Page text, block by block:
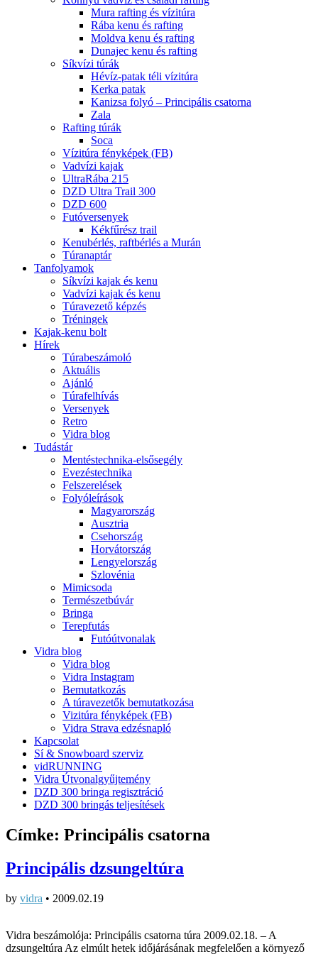
Mura rafting és vízitúra
Rába kenu és rafting
Moldva kenu és rafting
Dunajec kenu és rafting
Síkvízi túrák
Hévíz-patak téli vízitúra
Kerka patak
Kanizsa folyó – Principális csatorna
Zala
Rafting túrák
Soca
Vízitúra fényképek (FB)
Vadvízi kajak
UltraRába 215
DZD Ultra Trail 300
DZD 600
Futóversenyek
Kékfűrész trail
Kenubérlés, raftbérlés a Murán
Túranaptár
Tanfolyamok
Síkvízi kajak és kenu
Vadvízi kajak és kenu
Túravezető képzés
Tréningek
Kajak-kenu bolt
Hírek
Túrabeszámoló
Aktuális
Ajánló
Túrafelhívás
Versenyek
Retro
Vidra blog
Tudástár
Mentéstechnika-elsősegély
Evezéstechnika
Felszerelések
Folyóleírások
Magyarország
Ausztria
Csehország
Horvátország
Lengyelország
Szlovénia
Mimicsoda
Természetbúvár
Bringa
Terepfutás
Futóútvonalak
Vidra blog
Vidra blog
Vidra Instagram
Bemutatkozás
A túravezetők bemutatkozása
Vizitúra fényképek (FB)
Vidra Strava edzésnapló
Kapcsolat
Sí & Snowboard szerviz
vidRUNNING
Vidra Útvonalgyűjtemény
DZD 300 bringa regisztráció
DZD 300 bringás teljesítések
Címke: Principális csatorna
Principális dzsungeltúra
by vidra • 2009.02.19
Vidra beszámolója: Principális csatorna túra 2009.02.18. – A
dzsungeltúra Az elmúlt hetek időjárásának megfelelően a környező